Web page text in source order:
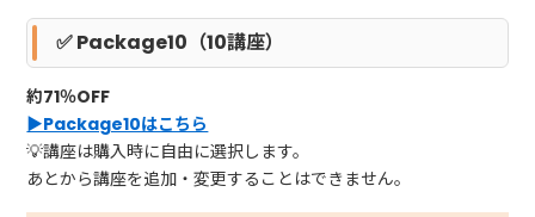
✅ Package10（10講座）
約71％OFF
▶Package10はこちら
💡講座は購入時に自由に選択します。
あとから講座を追加・変更することはできません。